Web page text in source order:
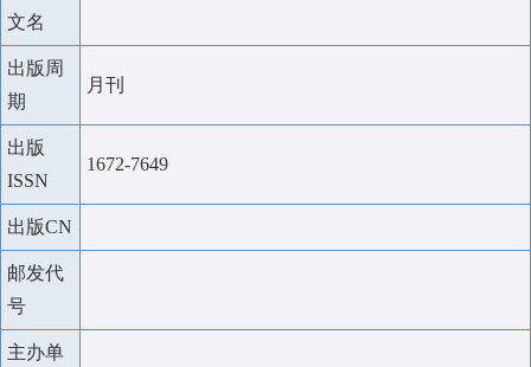
文名
出版周
期
月刊
出版
ISSN
1672-7649
出版CN
邮发代
号
主办单